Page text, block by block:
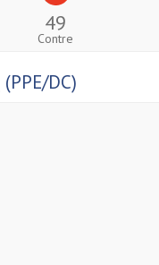
49
Contre
(PPE/DC)